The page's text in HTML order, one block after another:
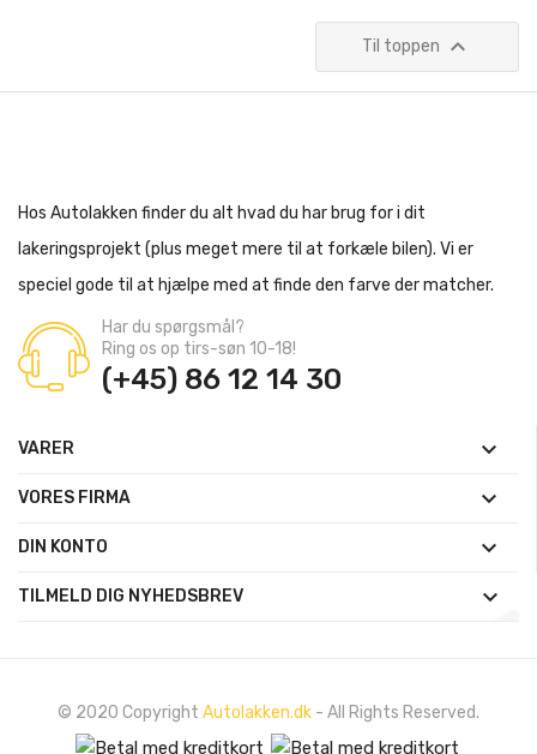
Til toppen 
Hos Autolakken finder du alt hvad du har brug for i dit
lakeringsprojekt (plus meget mere til at forkæle bilen). Vi er
speciel gode til at hjælpe med at finde den farve der matcher.
Har du spørgsmål?
Ring os op tirs-søn 10-18!
(+45) 86 12 14 30
VARER 
VORES FIRMA 
DIN KONTO 
TILMELD DIG NYHEDSBREV 
© 2020 Copyright Autolakken.dk - All Rights Reserved.